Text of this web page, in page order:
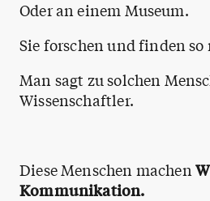
Oder an einem Museum.
Sie forschen und finden so
Man sagt zu solchen
Wissenschaftler.
Diese Menschen machen
Kommunikation.